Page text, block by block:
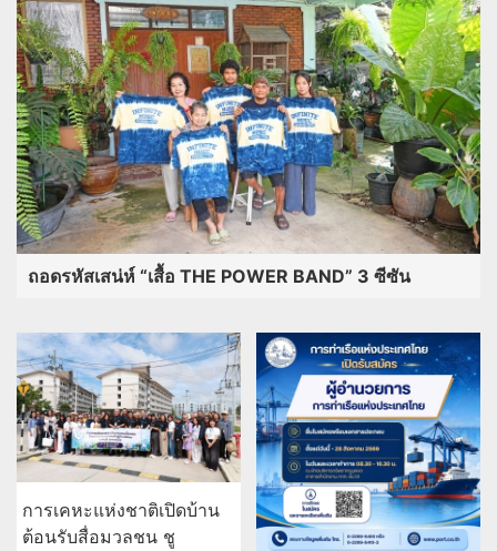
ถอดรหัสเสน่ห์ “เสื้อ THE POWER BAND” 3 ซีซัน
การเคหะแห่งชาติเปิดบ้าน
ต้อนรับสื่อมวลชน ชู